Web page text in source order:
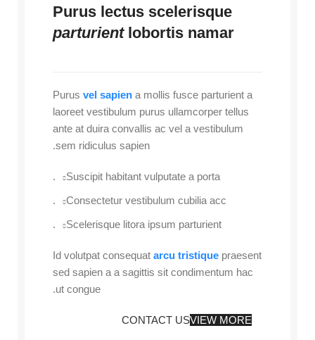
Purus lectus scelerisque
parturientlobortis namar
Purus vel sapien a mollis fusce parturient a
laoreet vestibulum purus ullamcorper tellus
ante at duira convallis ac vel a vestibulum
sem ridiculus sapien.
Suscipit habitant vulputate a porta.
Consectetur vestibulum cubilia acc.
Scelerisque litora ipsum parturient.
Id volutpat consequat arcu tristique praesent
sed sapien a a sagittis sit condimentum hac
ut congue.
VIEW MORE
CONTACT US